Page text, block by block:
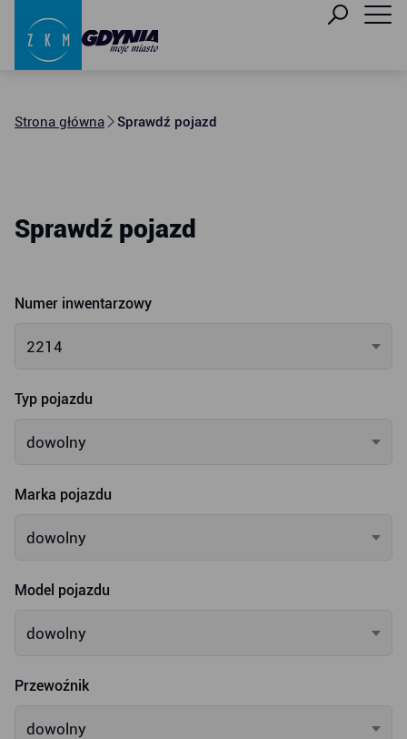
Strona główna Sprawdź pojazd
Sprawdź pojazd
Numer inwentarzowy
2214
Typ pojazdu
dowolny
Marka pojazdu
dowolny
Model pojazdu
dowolny
Przewoźnik
dowolny